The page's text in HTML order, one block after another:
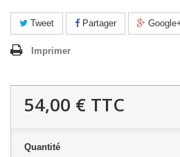
Tweet Partager
Imprimer
54,00 € TTC
Quantité